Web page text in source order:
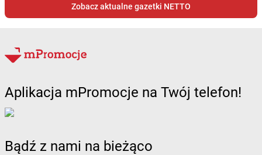
Zobacz aktualne gazetki NETTO
Aplikacja mPromocje na Twój telefon!
Bądź z nami na bieżąco